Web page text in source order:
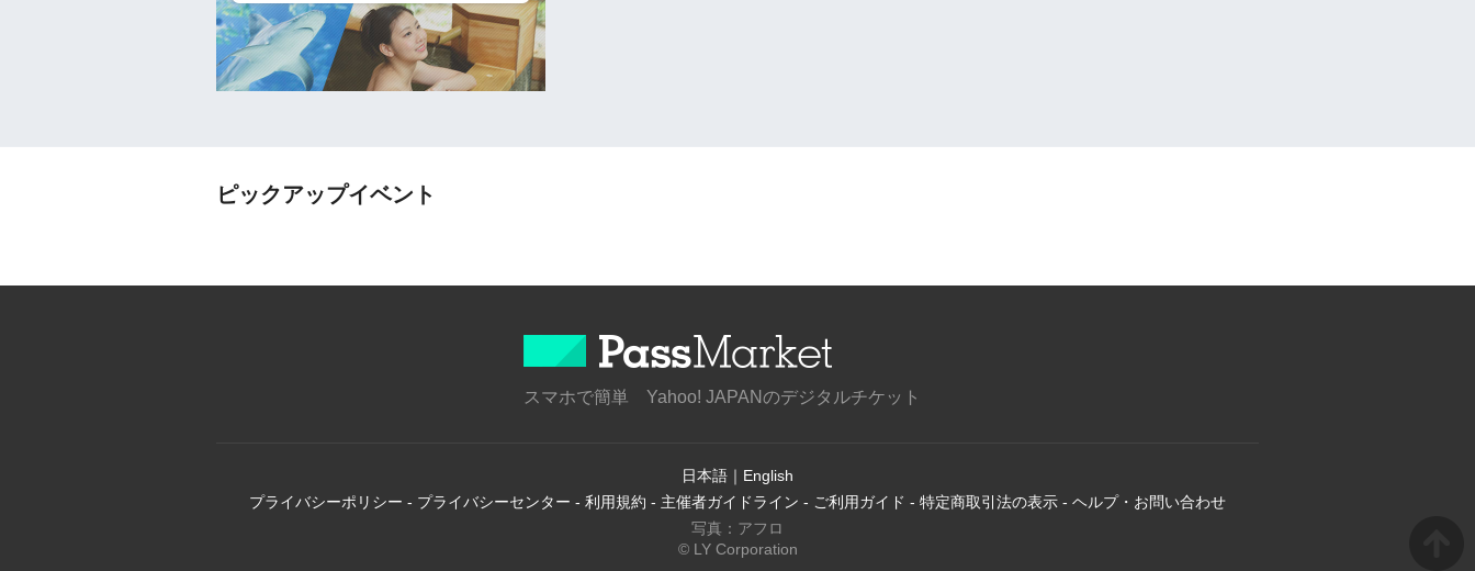
ピックアップイベント
スマホで簡単 Yahoo! JAPANのデジタルチケット
日本語 ｜ English
プライバシーポリシー - プライバシーセンター - 利用規約 - 主催者ガイドライン - ご利用ガイド - 特定商取引法の表示 - ヘルプ・お問い合わせ
写真：アフロ
© LY Corporation